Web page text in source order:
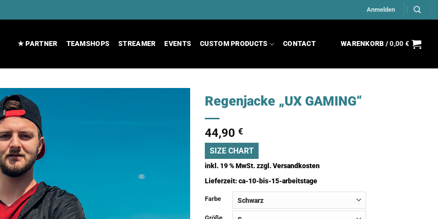
Anmelden
★ PARTNER TEAMSHOPS STREAMER EVENTS CUSTOM PRODUCTS CONTACT WARENKORB /0,00 €
Regenjacke „UX GAMING“
44,90 €
SIZE CHART
inkl. 19 % MwSt.zzgl.Versandkosten
Lieferzeit:ca-10-bis-15-arbeitstage
Farbe